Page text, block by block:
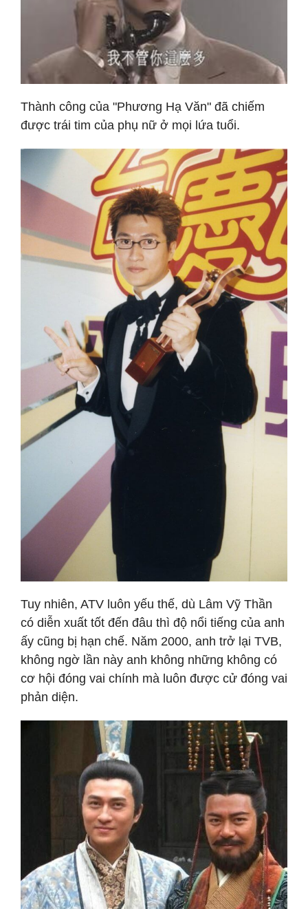
Thành công của "Phương Hạ Văn" đã chiếm
được trái tim của phụ nữ ở mọi lứa tuổi.
Tuy nhiên, ATV luôn yếu thế, dù Lâm Vỹ Thần
có diễn xuất tốt đến đâu thì độ nổi tiếng của anh
ấy cũng bị hạn chế. Năm 2000, anh trở lại TVB,
không ngờ lần này anh không những không có
cơ hội đóng vai chính mà luôn được cử đóng vai
phản diện.